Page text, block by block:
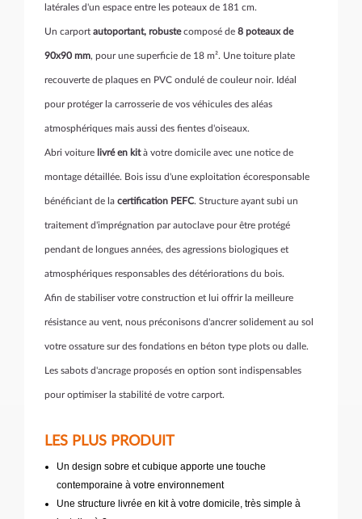
latérales d'un espace entre les poteaux de 181 cm.
Un carport autoportant, robustecomposé de 8 poteaux de
90x90 mm, pour une superficie de 18 m². Une toiture plate
recouverte de plaques en PVC ondulé de couleur noir. Idéal
pour protéger la carrosserie de vos véhicules des aléas
atmosphériques mais aussi des fientes d'oiseaux.
Abri voiture livré en kità votre domicile avec une notice de
montage détaillée. Bois issu d'une exploitation écoresponsable
bénéficiant de la certification PEFC. Structure ayant subi un
traitement d'imprégnation par autoclave pour être protégé
pendant de longues années, des agressions biologiques et
atmosphériques responsables des détériorations du bois.
Afin de stabiliser votre construction et lui offrir la meilleure
résistance au vent, nous préconisons d'ancrer solidement au sol
votre ossature sur des fondations en béton type plots ou dalle.
Les sabots d'ancrage proposés en option sont indispensables
pour optimiser la stabilité de votre carport.
LES PLUS PRODUIT
Un design sobre et cubique apporte une touche
contemporaine à votre environnement
Une structure livrée en kit à votre domicile, très simple à